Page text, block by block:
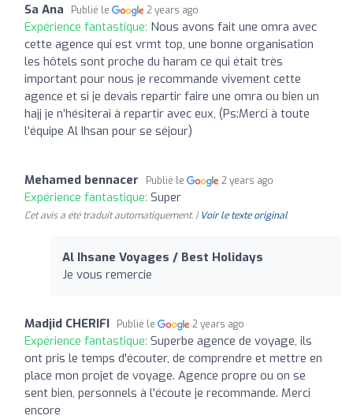
Sa Ana Publié le 2 years ago
Expérience fantastique: Nous avons fait une omra avec
cette agence qui est vrmt top, une bonne organisation
les hôtels sont proche du haram ce qui était très
important pour nous je recommande vivement cette
agence et si je devais repartir faire une omra ou bien un
hajj je n’hésiterai à repartir avec eux, (Ps:Merci à toute
l’équipe Al Ihsan pour se séjour)
Mehamed bennacer Publié le 2 years ago
Expérience fantastique: Super
Cet avis a été traduit automatiquement. | Voir le texte original
Al Ihsane Voyages / Best Holidays
Je vous remercie
Madjid CHERIFI Publié le 2 years ago
Expérience fantastique: Superbe agence de voyage, ils
ont pris le temps d'écouter, de comprendre et mettre en
place mon projet de voyage. Agence propre ou on se
sent bien, personnels à l'écoute je recommande. Merci
encore